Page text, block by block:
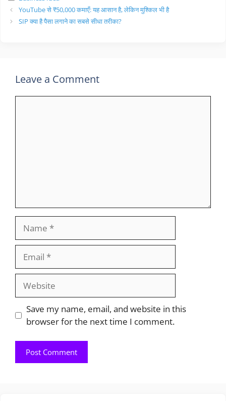
YouTube से ₹50,000 कमाएँ: यह आसान है, लेकिन मुश्किल भी है
SIP क्या है पैसा लगाने का सबसे सीधा तरीका?
Leave a Comment
Website
Save my name, email, and website in this
browser for the next time I comment.